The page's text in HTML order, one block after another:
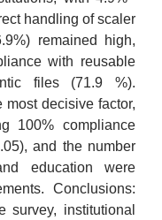
handling of scaler
remained high,
with reusable
files (71.9 %).
most decisive factor,
100% compliance
and the number
education were
Conclusions:
survey, institutional